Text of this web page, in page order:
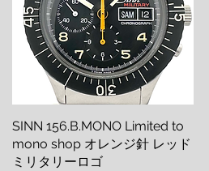
Quick View
SINN 156.B.MONO Limited to
mono shop オレンジ針 レッド
ミリタリーロゴ